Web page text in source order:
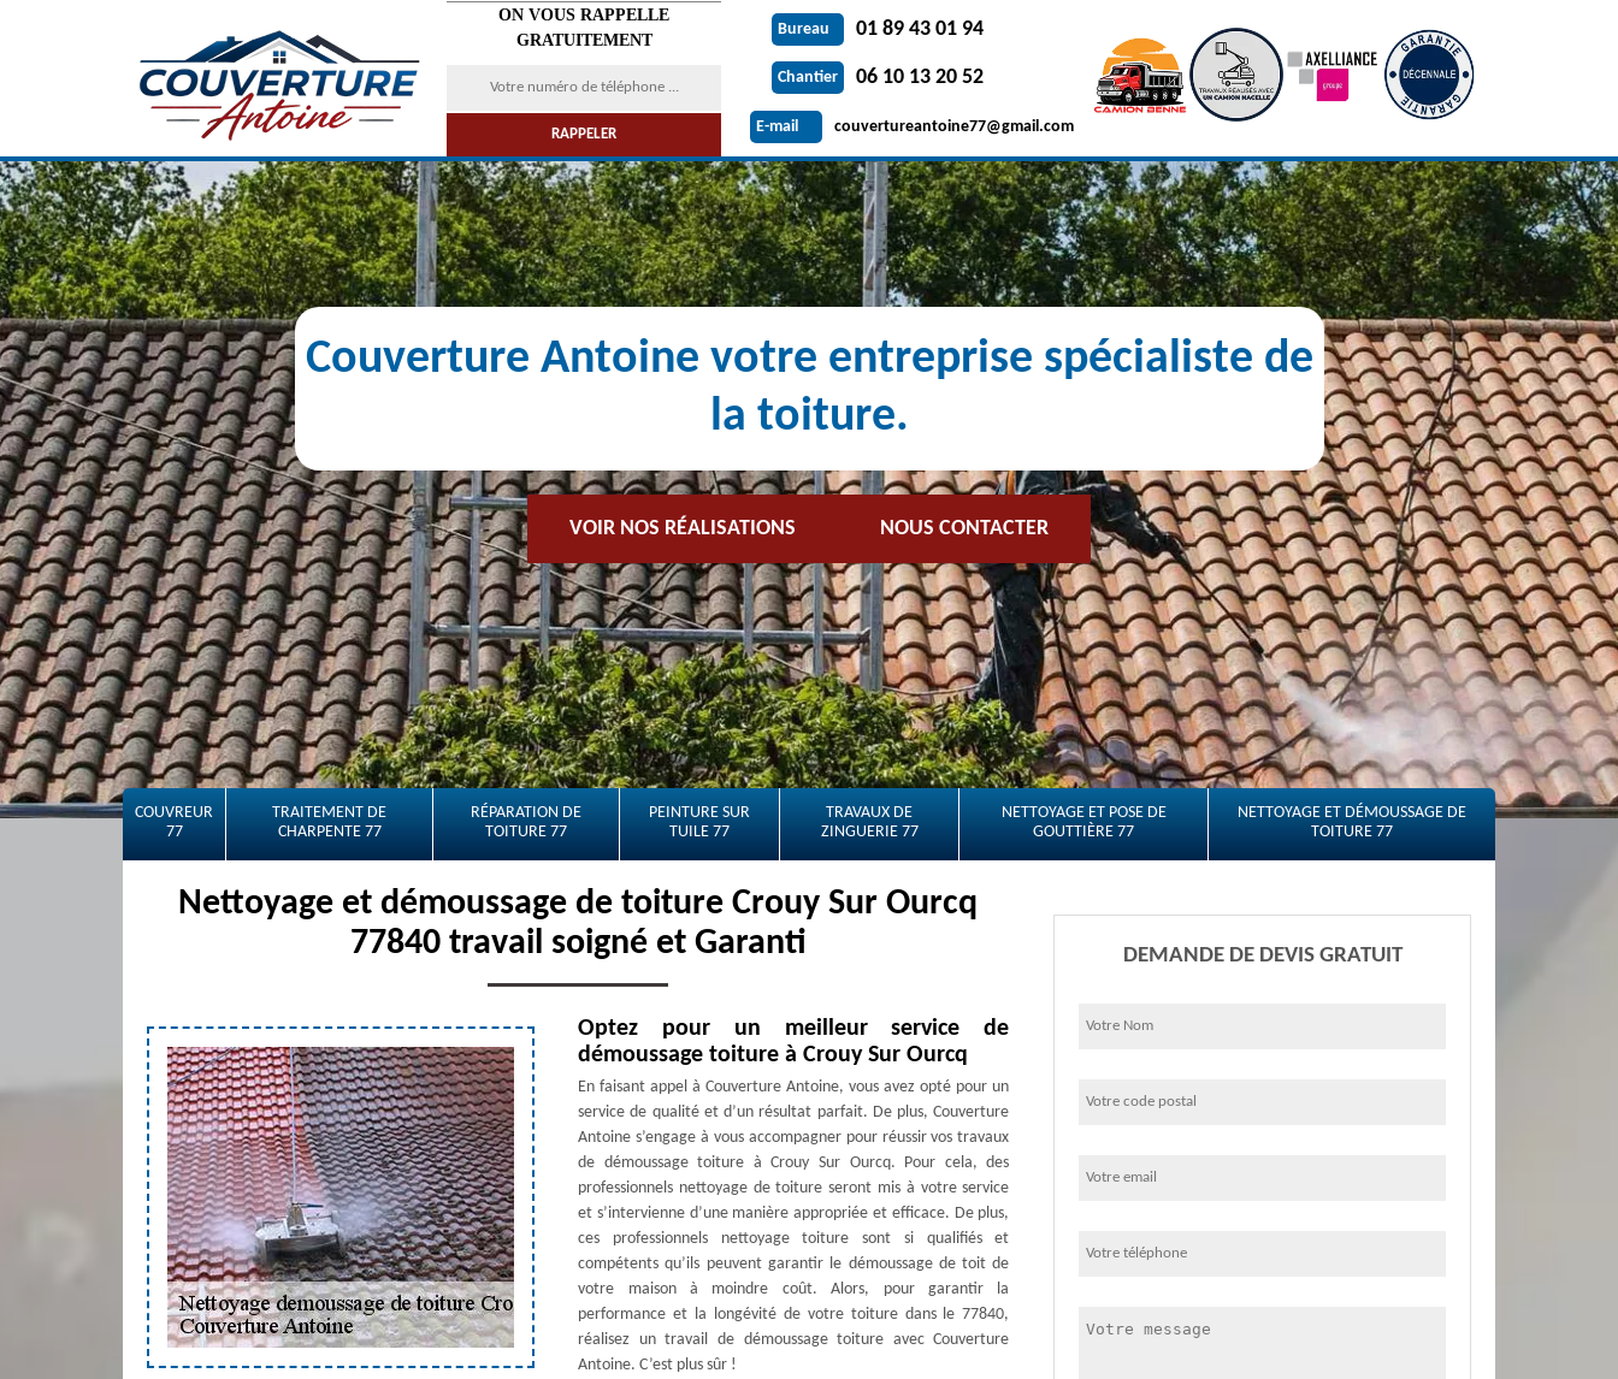
ON VOUS RAPPELLE
GRATUITEMENT
Bureau 01 89 43 01 94
Chantier 06 10 13 20 52
E-mail couvertureantoine77@gmail.com
Couverture Antoine votre entreprise spécialiste de
la toiture.
VOIR NOS RÉALISATIONS NOUS CONTACTER
COUVREUR
77
TRAITEMENT DE
CHARPENTE 77
RÉPARATION DE
TOITURE 77
PEINTURE SUR
TUILE 77
TRAVAUX DE
ZINGUERIE 77
NETTOYAGE ET POSE DE
GOUTTIÈRE 77
NETTOYAGE ET DÉMOUSSAGE DE
TOITURE 77
Nettoyage et démoussage de toiture Crouy Sur Ourcq
77840 travail soigné et Garanti
Optez pour un meilleur service de
démoussage toiture à Crouy Sur Ourcq
En faisant appel à Couverture Antoine, vous avez opté pour un
service de qualité et d’un résultat parfait. De plus, Couverture
Antoine s’engage à vous accompagner pour réussir vos travaux
de démoussage toiture à Crouy Sur Ourcq. Pour cela, des
professionnels nettoyage de toiture seront mis à votre service
et s’intervienne d’une manière appropriée et efficace. De plus,
ces professionnels nettoyage toiture sont si qualifiés et
compétents qu’ils peuvent garantir le démoussage de toit de
votre maison à moindre coût. Alors, pour garantir la
performance et la longévité de votre toiture dans le 77840,
réalisez un travail de démoussage toiture avec Couverture
Antoine. C’est plus sûr !
DEMANDE DE DEVIS GRATUIT